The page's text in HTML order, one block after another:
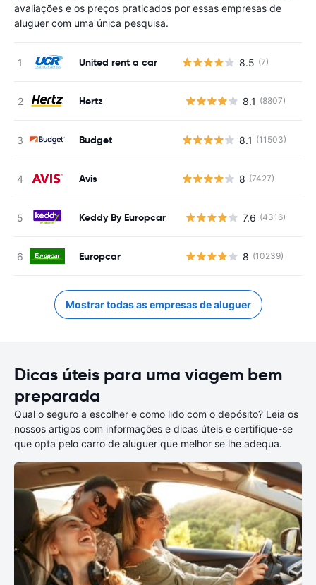
avaliações e os preços praticados por essas empresas de
aluguer com uma única pesquisa.
United rent a car 8.5 (7)
Hertz 8.1 (8807)
Budget 8.1 (11503)
Avis 8 (7427)
Keddy By Europcar 7.6 (4316)
Europcar 8 (10239)
Mostrar todas as empresas de aluguer
Dicas úteis para uma viagem bem
preparada
Qual o seguro a escolher e como lido com o depósito? Leia os
nossos artigos com informações e dicas úteis e certifique-se
que opta pelo carro de aluguer que melhor se lhe adequa.